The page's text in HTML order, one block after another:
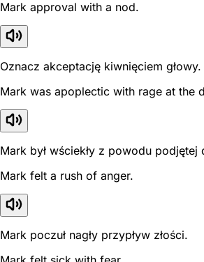
Mark approval with a nod.
Oznacz akceptację kiwnięciem głowy.
Mark was apoplectic with rage at the
Mark był wściekły z powodu podjętej
Mark felt a rush of anger.
Mark poczuł nagły przypływ złości.